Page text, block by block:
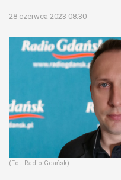
28 czerwca 2023 08:30
(Fot. Radio Gdańsk)